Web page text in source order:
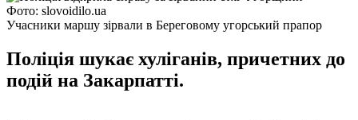
Фото: slovoidilo.ua
Учасники маршу зірвали в Береговому угорський прапор
Поліція шукає хуліганів, причетних до
подій на Закарпатті.